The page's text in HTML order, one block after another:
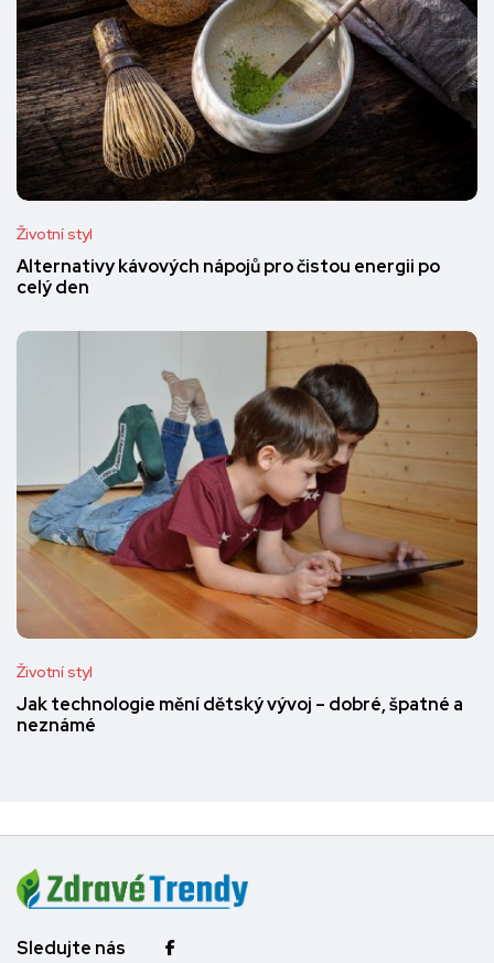
Životní styl
Alternativy kávových nápojů pro čistou energii po
celý den
Životní styl
Jak technologie mění dětský vývoj – dobré, špatné a
neznámé
Sledujte nás